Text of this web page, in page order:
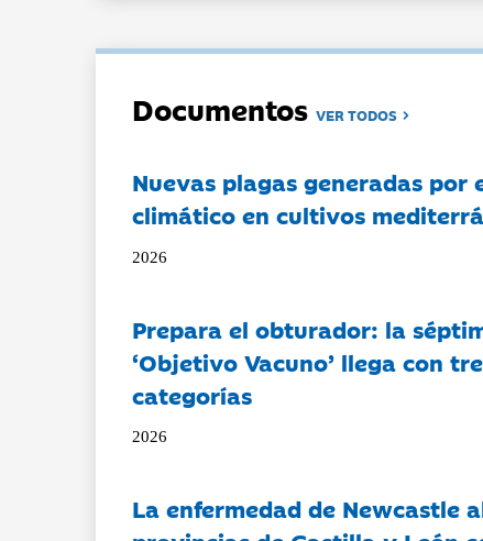
DocumentosVER TODOS
Nuevas plagas generadas por
climático en cultivos
2026
Prepara el obturador: la
‘Objetivo Vacuno’ llega con
categorías
2026
La enfermedad de Newcastle